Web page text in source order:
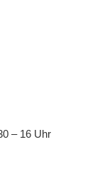
– 16 Uhr